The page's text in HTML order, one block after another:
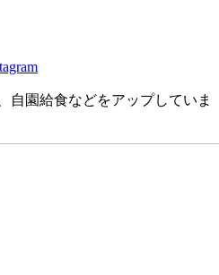
自園給食などをアップしていま